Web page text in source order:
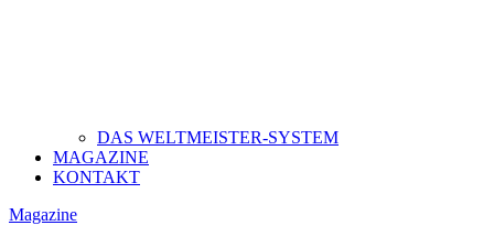
DAS WELTMEISTER-SYSTEM
MAGAZINE
KONTAKT
Magazine